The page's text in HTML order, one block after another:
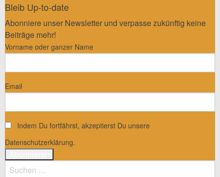
Bleib Up-to-date
Abonniere unser Newsletter und verpasse zukünftig keine
Beiträge mehr!
Vorname oder ganzer Name
Email
Indem Du fortfährst, akzeptierst Du unsere
Datenschutzerklärung.
Suchen